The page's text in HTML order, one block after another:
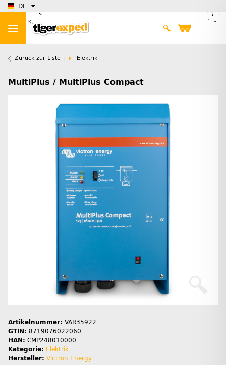
DE
Zurück zur Liste Elektrik
MultiPlus / MultiPlus Compact
Artikelnummer: VAR35922
GTIN: 8719076022060
HAN: CMP248010000
Kategorie: Elektrik
Hersteller: Victron Energy